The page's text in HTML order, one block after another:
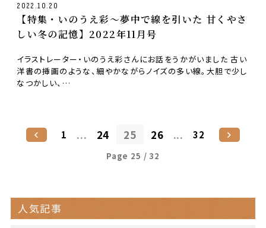
2022.10.20
【特集・いのうえ彩〜夢中で線を引いた 甘くやさ
しい冬の記憶】2022年11月号
イラストレーター・いのうえ彩さんにお話をうかがいました 古い
洋書の挿画のような、細やかながらノイズの多い線。大胆で少し
なつかしい、…
1 ... 24 25 26 ... 32
Page 25 / 32
人気記事